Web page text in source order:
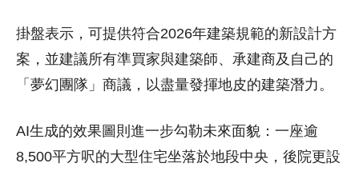
掛盤表示，可提供符合2026年建築規範的新設計方
案，並建議所有準買家與建築師、承建商及自己的
「夢幻團隊」商議，以盡量發揮地皮的建築潛力。
AI生成的效果圖則進一步勾勒未來面貌：一座逾
8,500平方呎的大型住宅坐落於地段中央，後院更設